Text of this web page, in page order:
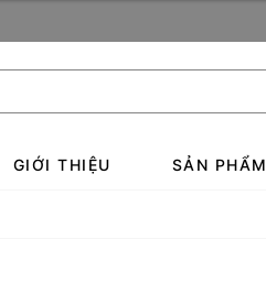
GIỚI THIỆU SẢN PHẨM